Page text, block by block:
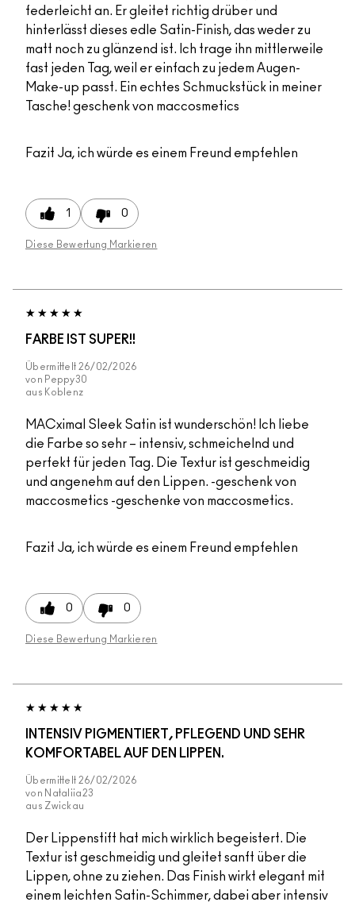
federleicht an. Er gleitet richtig drüber und
hinterlässt dieses edle Satin-Finish, das weder zu
matt noch zu glänzend ist. Ich trage ihn mittlerweile
fast jeden Tag, weil er einfach zu jedem Augen-
Make-up passt. Ein echtes Schmuckstück in meiner
Tasche! geschenk von maccosmetics
Fazit Ja, ich würde es einem Freund empfehlen
1 0
Diese Bewertung Markieren
FARBE IST SUPER!!
Übermittelt 26/02/2026
von Peppy30
aus Koblenz
MACximal Sleek Satin ist wunderschön! Ich liebe
die Farbe so sehr – intensiv, schmeichelnd und
perfekt für jeden Tag. Die Textur ist geschmeidig
und angenehm auf den Lippen. -geschenk von
maccosmetics -geschenke von maccosmetics.
Fazit Ja, ich würde es einem Freund empfehlen
0 0
Diese Bewertung Markieren
INTENSIV PIGMENTIERT, PFLEGEND UND SEHR
KOMFORTABEL AUF DEN LIPPEN.
Übermittelt 26/02/2026
von Nataliia23
aus Zwickau
Der Lippenstift hat mich wirklich begeistert. Die
Textur ist geschmeidig und gleitet sanft über die
Lippen, ohne zu ziehen. Das Finish wirkt elegant mit
einem leichten Satin-Schimmer, dabei aber intensiv